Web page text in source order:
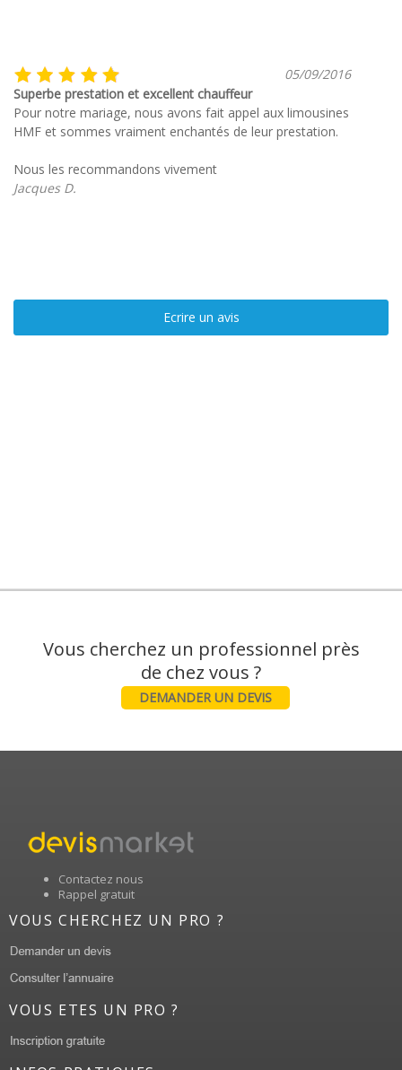
05/09/2016
Superbe prestation et excellent chauffeur
Pour notre mariage, nous avons fait appel aux limousines
HMF et sommes vraiment enchantés de leur prestation.
Nous les recommandons vivement
Jacques D.
Ecrire un avis
Vous cherchez un professionnel près
DEMANDER UN DEVIS
Contactez nous
Rappel gratuit
VOUS CHERCHEZ UN PRO ?
VOUS ETES UN PRO ?